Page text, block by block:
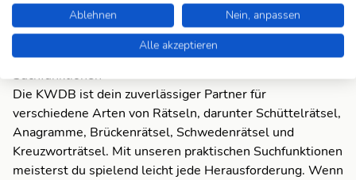
Mach mit und registriere dich! oder melde dich an
Suchfunktionen
Die KWDB ist dein zuverlässiger Partner für
verschiedene Arten von Rätseln, darunter Schüttelrätsel,
Anagramme, Brückenrätsel, Schwedenrätsel und
Kreuzworträtsel. Mit unseren praktischen Suchfunktionen
meisterst du spielend leicht jede Herausforderung. Wenn
Ablehnen
Nein, anpassen
Alle akzeptieren